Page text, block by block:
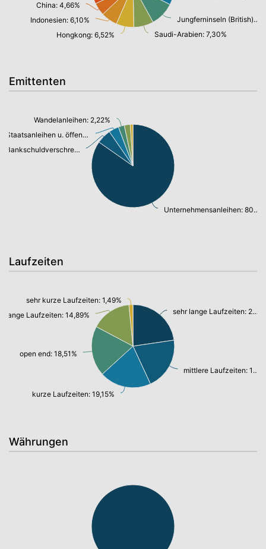
Jungferninseln (British): 9,00%
Saudi-Arabien: 7,30%
Hongkong: 6,52%
Indonesien: 6,10%
China: 4,66%
Emittenten
Unternehmensanleihen: 80,46%
Bankschuldverschreibung: 5,37%
Staatsanleihen u. öffentl.Anleihen: 3,72%
Wandelanleihen: 2,22%
Laufzeiten
sehr lange Laufzeiten: 21,54%
mittlere Laufzeiten: 19,38%
kurze Laufzeiten: 19,15%
open end: 18,51%
lange Laufzeiten: 14,89%
sehr kurze Laufzeiten: 1,49%
Währungen